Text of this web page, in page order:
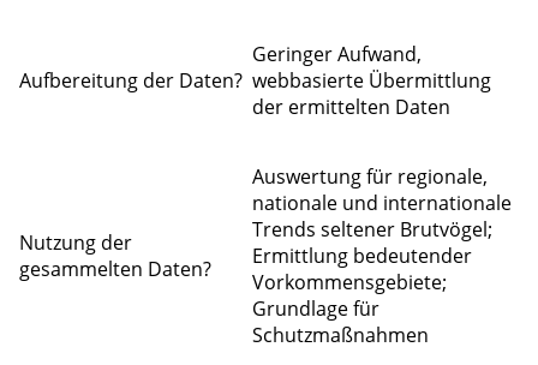
Aufbereitung der Daten?
Geringer Aufwand,
webbasierte Übermittlung
der ermittelten Daten
Nutzung der
gesammelten Daten?
Auswertung für regionale,
nationale und internationale
Trends seltener Brutvögel;
Ermittlung bedeutender
Vorkommensgebiete;
Grundlage für
Schutzmaßnahmen